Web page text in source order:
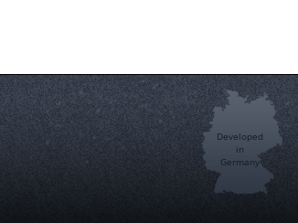
Developed
in
Germany